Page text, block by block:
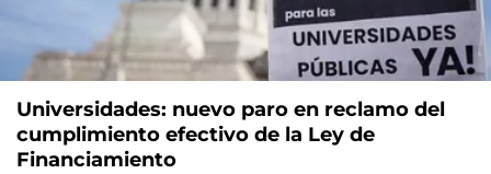
Universidades: nuevo paro en reclamo del
cumplimiento efectivo de la Ley de
Financiamiento